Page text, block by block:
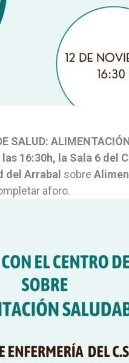
SALUD:
16:30h, la Sala 6 del
del Arrabal sobre
aforo.